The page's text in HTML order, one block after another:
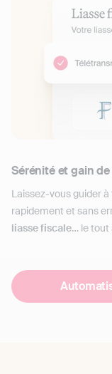
Sérénité et gain
Laissez-vous guider
rapidement et sans
liasse fiscale… le tout